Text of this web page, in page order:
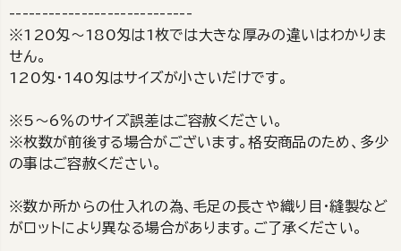
----------------------------
※120匁～180匁は1枚では大きな厚みの違いはわかりま
せん。
120匁・140匁はサイズが小さいだけです。
※5～6％のサイズ誤差はご容赦ください。
※枚数が前後する場合がございます。格安商品のため、多少
の事はご容赦ください。
※数か所からの仕入れの為、毛足の長さや織り目・縫製など
がロットにより異なる場合があります。ご了承ください。